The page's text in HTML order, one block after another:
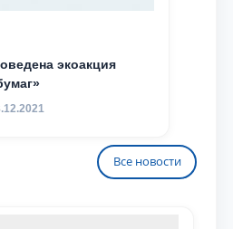
экоакция
Все новости